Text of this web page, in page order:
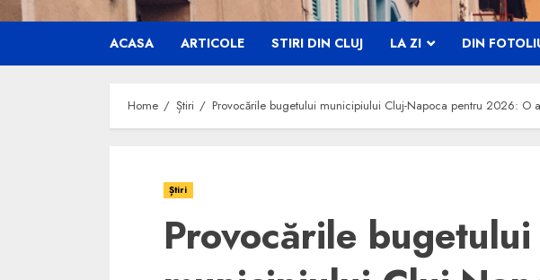
ACASA ARTICOLE STIRI DIN CLUJ LA ZI DIN
Home Știri Provocările bugetului municipiului Cluj-Napoca pentru 2026: O
Știri
Provocările bugetului